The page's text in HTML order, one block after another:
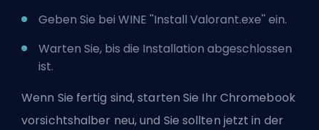
Geben Sie bei WINE ''Install Valorant.exe'' ein.
Warten Sie, bis die Installation abgeschlossen
ist.
Wenn Sie fertig sind, starten Sie Ihr Chromebook
vorsichtshalber neu, und Sie sollten jetzt in der